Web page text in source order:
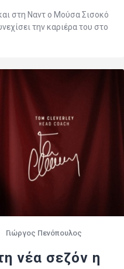
στη Ναντ ο Μούσα Σισοκό
την καριέρα του στο
Γιώργος Πενόπουλος
νέα σεζόν η